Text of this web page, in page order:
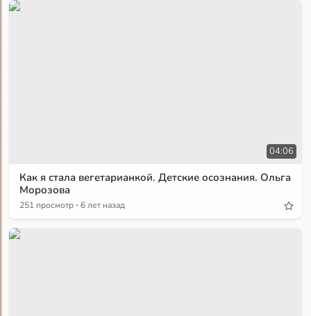
04:06
Как я стала вегетарианкой. Детские осознания. Ольга
Морозова
251 просмотр · 6 лет назад